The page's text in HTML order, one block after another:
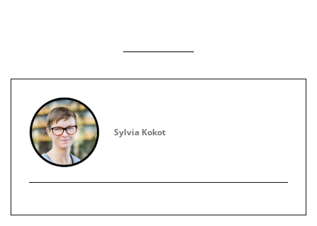
Sylvia Kokot